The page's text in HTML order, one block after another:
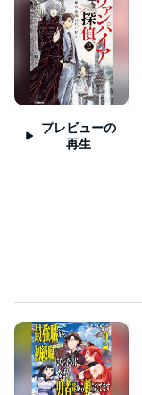
プレビューの
再生